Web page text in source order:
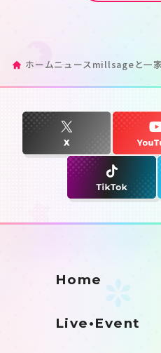
ホームニュースmillsageと一
Home
Live•Event